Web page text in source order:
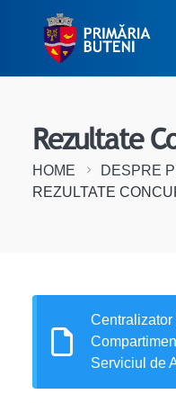
Rezultate
HOME DESPRE
REZULTATE
Serviciul de